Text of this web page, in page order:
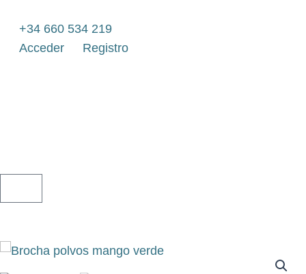
contenido
+34 660 534 219
Acceder
Registro